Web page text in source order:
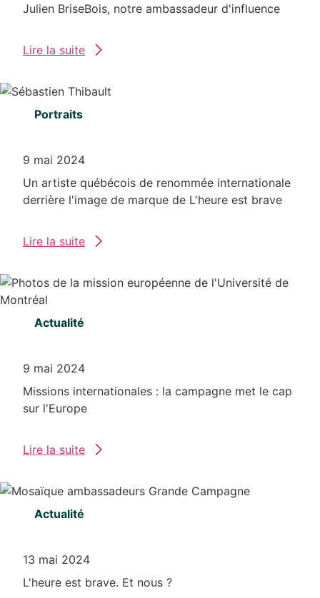
Julien BriseBois, notre ambassadeur d'influence
Lire la suite
Portraits
9 mai 2024
Un artiste québécois de renommée internationale
derrière l'image de marque de L'heure est brave
Lire la suite
Actualité
9 mai 2024
Missions internationales : la campagne met le cap
sur l'Europe
Lire la suite
Actualité
13 mai 2024
L'heure est brave. Et nous ?